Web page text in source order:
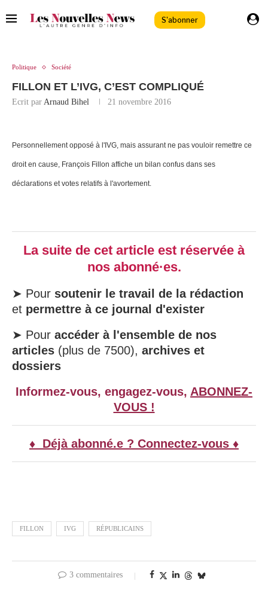
S'abonner
Politique Société
FILLON ET L’IVG, C’EST COMPLIQUÉ
Ecrit par Arnaud Bihel 21 novembre 2016
Personnellement opposé à l'IVG, mais assurant ne pas vouloir remettre ce
droit en cause, François Fillon affiche un bilan confus dans ses
déclarations et votes relatifs à l'avortement.
La suite de cet article est réservée à
nos abonné·es.
➤ Pour soutenir le travail de la rédaction
et permettre à ce journal d'exister
➤ Pour accéder à l'ensemble de nos
articles (plus de 7500), archives et
dossiers
Informez-vous, engagez-vous, ABONNEZ-
VOUS !
♦ Déjà abonné.e ? Connectez-vous ♦
FILLON IVG RÉPUBLICAINS
3 commentaires